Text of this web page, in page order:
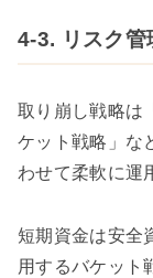
4-3. リスク管
取り崩し戦略は
ケット戦略」な
わせて柔軟に運
短期資金は安全
用するバケット